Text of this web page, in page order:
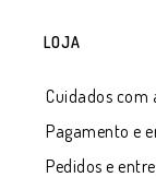
LOJA
Cuidados com
Pagamento e
Pedidos e